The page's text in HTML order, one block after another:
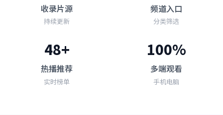
收录片源
持续更新
频道入口
分类筛选
48+
热播推荐
实时榜单
100%
多端观看
手机电脑